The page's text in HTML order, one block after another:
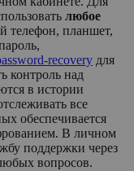
любое
планшет,
recovery для
контроль над
в истории
все
обеспечивается
В личном
поддержки через
вопросов.